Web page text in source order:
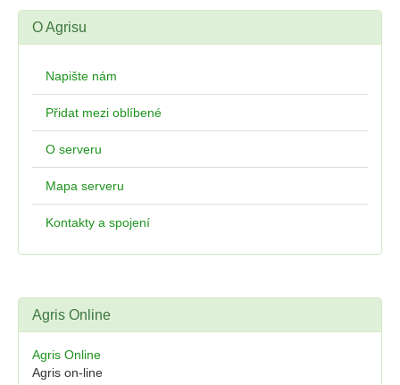
O Agrisu
Napište nám
Přidat mezi oblíbené
O serveru
Mapa serveru
Kontakty a spojení
Agris Online
Agris Online
Agris on-line